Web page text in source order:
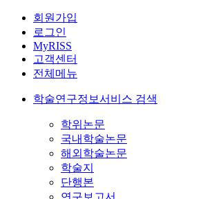
회원가입
로그인
MyRISS
고객센터
전체메뉴
학술연구정보서비스 검색
학위논문
국내학술논문
해외학술논문
학술지
단행본
연구보고서